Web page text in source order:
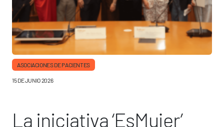
ASOCIACIONES DE PACIENTES
15 DE JUNIO 2026
La iniciativa ‘EsMujer’